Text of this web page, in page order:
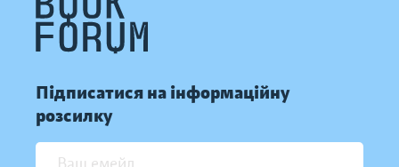
Підписатися на інформаційну
розсилку